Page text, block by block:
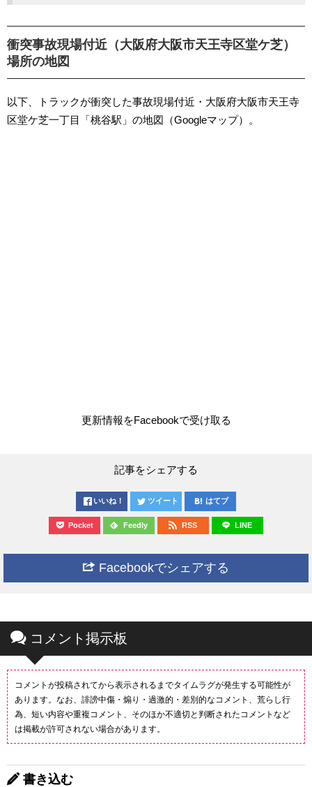
衝突事故現場付近（大阪府大阪市天王寺区堂ケ芝）
場所の地図
以下、トラックが衝突した事故現場付近・大阪府大阪市天王寺
区堂ケ芝一丁目「桃谷駅」の地図（Googleマップ）。
更新情報をFacebookで受け取る
記事をシェアする
いいね！ ツイート はてブ
Pocket Feedly RSS LINE
Facebookでシェアする
コメント掲示板
コメントが投稿されてから表示されるまでタイムラグが発生する可能性が
あります。なお、誹謗中傷・煽り・過激的・差別的なコメント、荒らし行
為、短い内容や重複コメント、そのほか不適切と判断されたコメントなど
は掲載が許可されない場合があります。
書き込む